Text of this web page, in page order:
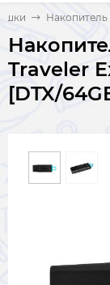
Накопитель
Traveler
[DTX/